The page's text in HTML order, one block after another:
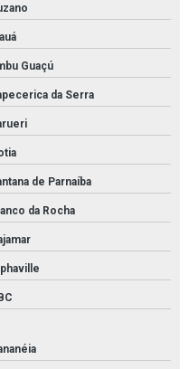
de manivela
Guaçú
da Serra
de Parnaíba
da Rocha